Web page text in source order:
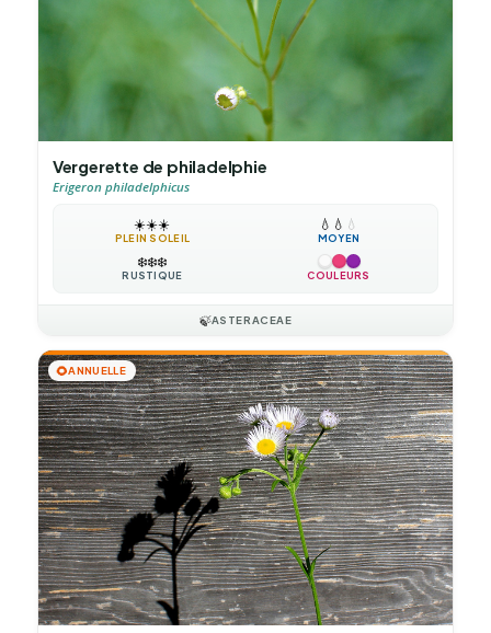
Vergerette de philadelphie
Erigeron philadelphicus
☀️☀️☀️
PLEIN SOLEIL
💧 💧 💧
MOYEN
❄️❄️❄️
RUSTIQUE COULEURS
🍃ASTERACEAE
🌻ANNUELLE